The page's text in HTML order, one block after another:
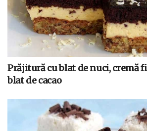
Prăjitură cu blat de nuci, cremă
blat de cacao